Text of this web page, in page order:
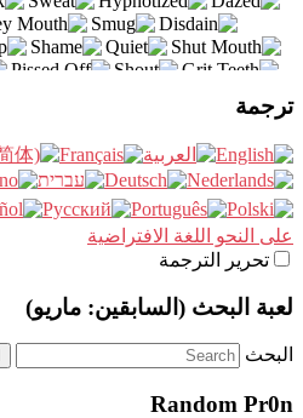
ترجمة
على النحو اللغة الافتراضية
تحرير الترجمة
لعبة البحث (السابقين: ماريو)
البحث
Random Pr0n